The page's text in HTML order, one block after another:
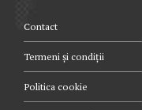
Contact
Termeni și condiții
Politica cookie